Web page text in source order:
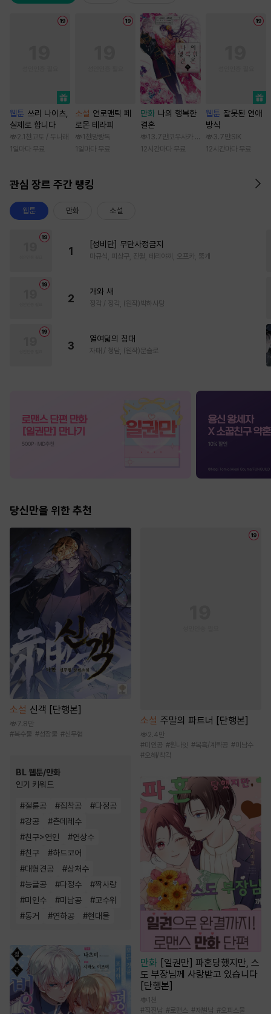
웹툰 쓰리 나이츠,
실제로 합니다
2.1천 고토 / 두나래
1일마다 무료
소설 언로맨틱 페
로몬 테라피
1천 망랑독
1일마다 무료
만화 나의 행복한
결혼
13.7만 코우사카 리토 / 아기토기 아쿠미
12시간마다 무료
웹툰 잘못된 연애
방식
3.7만 SIK
12시간마다 무료
관심 장르 주간 랭킹
웹툰 만화 소설
1
[성비단] 무단사정금지
마규식, 피상구, 진월, 테리야끼, 오프카, 뚱개
2
개와 새
정각 / 정각, (원작)박하사탕
3
열여덟의 침대
자태 / 청담, (원작)문슬로
당신만을 위한 추천
소설 신객 [단행본]
7.8만
#복수물 #성장물 #신무협
BL 웹툰/만화
인기 키워드
#절륜공 #집착공 #다정공
#강공 #츤데레수
#친구>연인 #연상수
#친구 #하드코어
#대형견공 #상처수
#능글공 #다정수 #짝사랑
#미인수 #미남공 #고수위
#동거 #연하공 #현대물
소설 주말의 파트너 [단행본]
2.4만
#미인공 #원나잇 #복흑/계략공 #미남수
#오해/착각
만화 [일권만] 파혼당했지만, 스
도 부장님께 사랑받고 있습니다
[단행본]
1천
#직진남 #로맨스 #재벌남 #오피스물